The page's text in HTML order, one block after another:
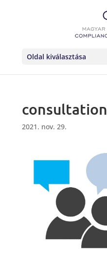
Oldal kiválasztása
consultation
2021. nov. 29.